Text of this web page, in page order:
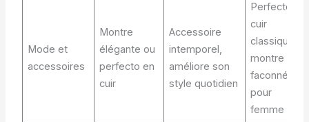
Mode et
accessoires
Montre
élégante ou
perfecto en
cuir
Accessoire
intemporel,
améliore son
style quotidien
Perfecto
cuir
classique,
montre
faconnée
pour
femme